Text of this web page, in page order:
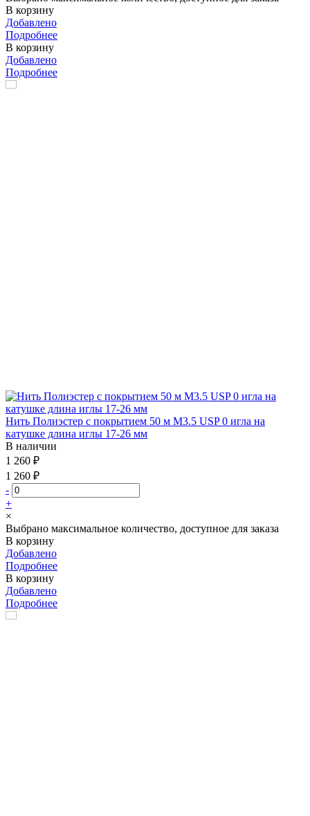
В корзину
Добавлено
Подробнее
В корзину
Добавлено
Подробнее
Нить Полиэстер с покрытием 50 м М3.5 USP 0 игла на
катушке длина иглы 17-26 мм
В наличии
1 260 ₽
1 260 ₽
-
+
×
Выбрано максимальное количество, доступное для заказа
В корзину
Добавлено
Подробнее
В корзину
Добавлено
Подробнее